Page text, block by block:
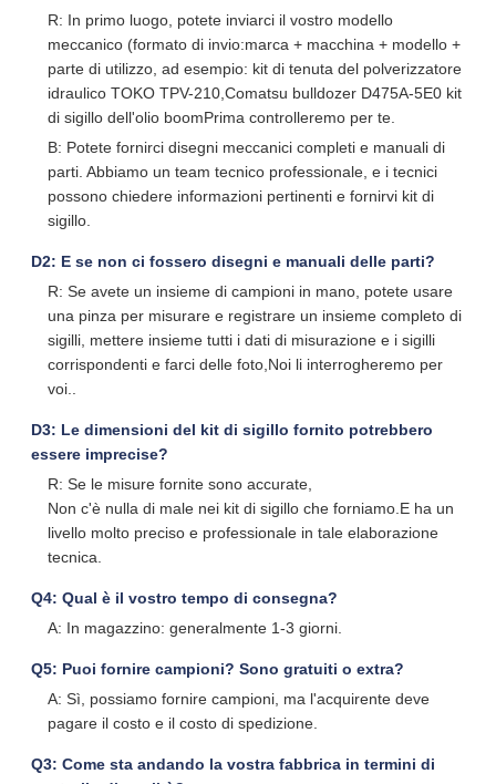
R: In primo luogo, potete inviarci il vostro modello
meccanico (formato di invio:marca + macchina + modello +
parte di utilizzo, ad esempio: kit di tenuta del polverizzatore
idraulico TOKO TPV-210,Comatsu bulldozer D475A-5E0 kit
di sigillo dell'olio boomPrima controlleremo per te.
B: Potete fornirci disegni meccanici completi e manuali di
parti. Abbiamo un team tecnico professionale, e i tecnici
possono chiedere informazioni pertinenti e fornirvi kit di
sigillo.
D2: E se non ci fossero disegni e manuali delle parti?
R: Se avete un insieme di campioni in mano, potete usare
una pinza per misurare e registrare un insieme completo di
sigilli, mettere insieme tutti i dati di misurazione e i sigilli
corrispondenti e farci delle foto,Noi li interrogheremo per
voi..
D3: Le dimensioni del kit di sigillo fornito potrebbero
essere imprecise?
R: Se le misure fornite sono accurate,
Non c'è nulla di male nei kit di sigillo che forniamo.E ha un
livello molto preciso e professionale in tale elaborazione
tecnica.
Q4: Qual è il vostro tempo di consegna?
A: In magazzino: generalmente 1-3 giorni.
Q5: Puoi fornire campioni? Sono gratuiti o extra?
A: Sì, possiamo fornire campioni, ma l'acquirente deve
pagare il costo e il costo di spedizione.
Q3: Come sta andando la vostra fabbrica in termini di